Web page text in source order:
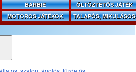
BARBIE ÖLTÖZTETŐS JÁTÉK
MOTOROS JÁTÉKOK TALAPÓS, MIKULÁSOS